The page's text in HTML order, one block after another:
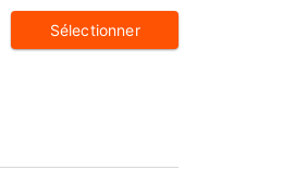
Sélectionner